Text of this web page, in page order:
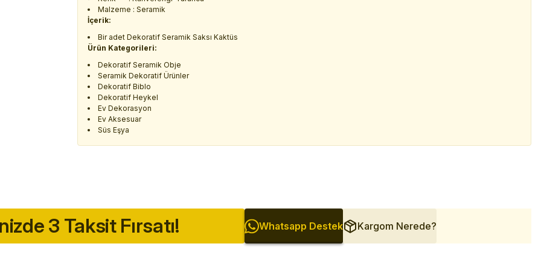
Malzeme : Seramik
İçerik:
Bir adet Dekoratif Seramik Saksı Kaktüs
Ürün Kategorileri:
Dekoratif Seramik Obje
Seramik Dekoratif Ürünler
Dekoratif Biblo
Dekoratif Heykel
Ev Dekorasyon
Ev Aksesuar
Süs Eşya
3 Taksit Fırsatı! Whatsapp Destek Kargom Nerede?